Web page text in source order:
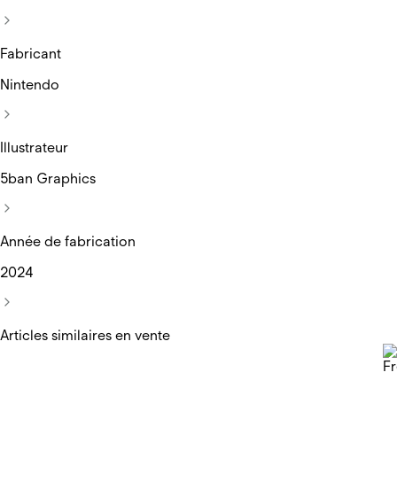
Fabricant
Nintendo
Illustrateur
5ban Graphics
Année de fabrication
2024
Articles similaires en vente